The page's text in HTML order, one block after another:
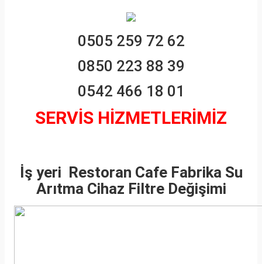
0505 259 72 62
0850 223 88 39
0542 466 18 01
SERVİS HİZMETLERİMİZ
İş yeri Restoran Cafe Fabrika Su
Arıtma Cihaz Filtre Değişimi